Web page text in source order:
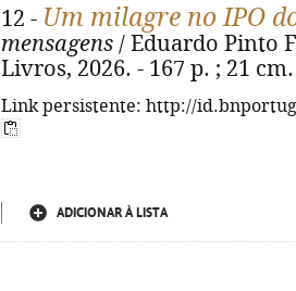
12 - Um milagre no IPO
mensagens / Eduardo Pinto
Livros, 2026. - 167 p. ; 21
Link persistente: http://
ADICIONAR À LISTA